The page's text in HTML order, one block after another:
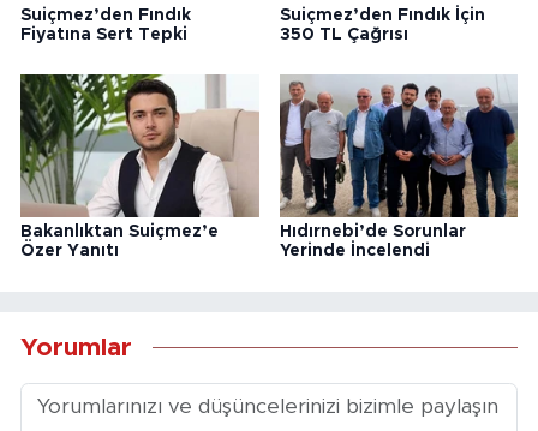
Suiçmez’den Fındık
Fiyatına Sert Tepki
Suiçmez’den Fındık İçin
350 TL Çağrısı
Bakanlıktan Suiçmez’e
Özer Yanıtı
Hıdırnebi’de Sorunlar
Yerinde İncelendi
Yorumlar